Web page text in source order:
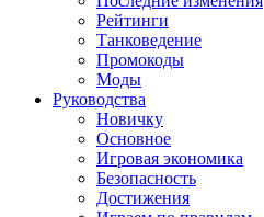
Рейтинги
Танковедение
Промокоды
Моды
Руководства
Новичку
Основное
Игровая экономика
Безопасность
Достижения